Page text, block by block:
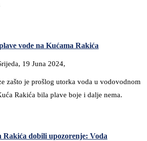
vode na Kućama Rakića
19 Juna 2024,
zašto je prošlog utorka voda u vodovodnom
Rakića bila plave boje i dalje nema.
Rakića dobili upozorenje: Voda